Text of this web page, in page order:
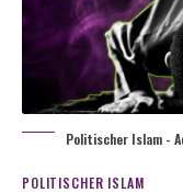
Politischer Islam -
POLITISCHER ISLAM